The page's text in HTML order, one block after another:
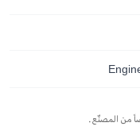
من المصنّع.